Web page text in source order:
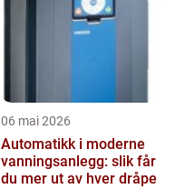
06 mai 2026
Automatikk i moderne
vanningsanlegg: slik får
du mer ut av hver dråpe